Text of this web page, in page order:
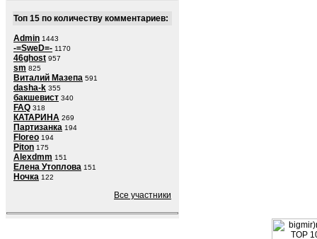
Топ 15 по количеству комментариев:
Admin 1443
-=SweD=- 1170
46ghost 957
sm 825
Виталий Мазепа 591
dasha-k 355
бакшевист 340
FAQ 318
КАТАРИНА 269
Партизанка 194
Floreo 194
Piton 175
Alexdmm 151
Елена Утоплова 151
Ночка 122
Все участники